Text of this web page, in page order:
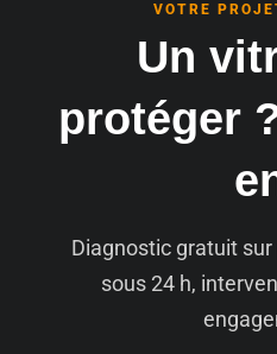
VOTRE
Un
protéger
Diagnostic gratuit
sous 24 h,